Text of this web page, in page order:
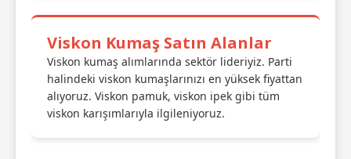
Viskon Kumaş Satın Alanlar
Viskon kumaş alımlarında sektör lideriyiz. Parti
halindeki viskon kumaşlarınızı en yüksek fiyattan
alıyoruz. Viskon pamuk, viskon ipek gibi tüm
viskon karışımlarıyla ilgileniyoruz.